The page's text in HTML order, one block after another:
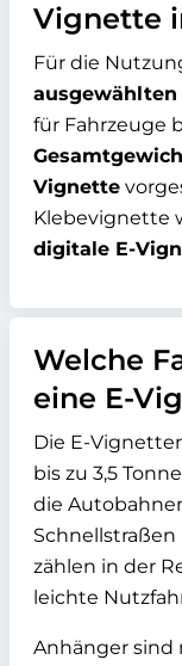
Vignette
Für die
ausgewählten
für Fahrzeuge
Vignette
Klebevignette
digitale E-
Welche
eine E-
Die E-
bis zu 3,5
die
Schnellstraßen
zählen in der
leichte
Anhänger